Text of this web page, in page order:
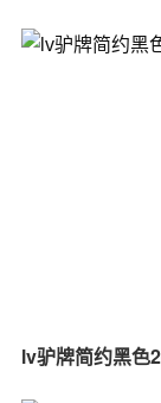
lv驴牌简约黑色